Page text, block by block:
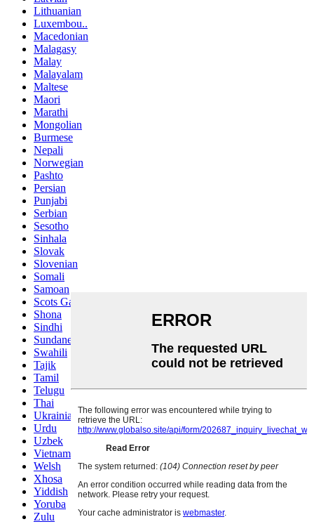
Lithuanian
Luxembou..
Macedonian
Malagasy
Malay
Malayalam
Maltese
Maori
Marathi
Mongolian
Burmese
Nepali
Norwegian
Pashto
Persian
Punjabi
Serbian
Sesotho
Sinhala
Slovak
Slovenian
Somali
Samoan
Scots Gaelic
Shona
Sindhi
Sundanese
Swahili
Tajik
Tamil
Telugu
Thai
Ukrainian
Urdu
Uzbek
Vietnamese
Welsh
Xhosa
Yiddish
Yoruba
Zulu